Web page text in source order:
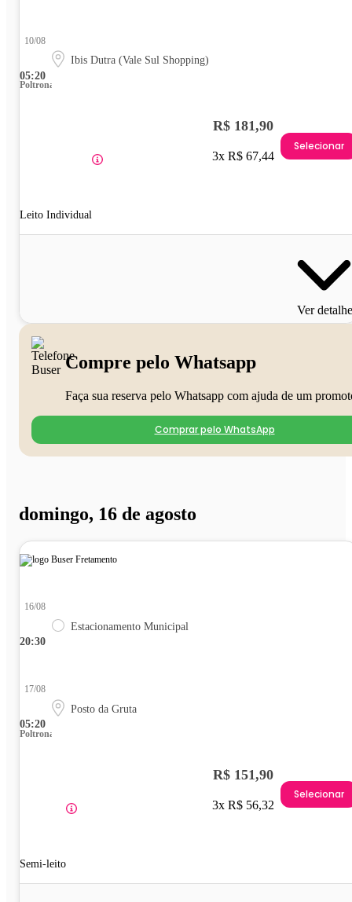
05:20
10/08
Ibis Dutra (Vale Sul Shopping)
Poltrona
Leito Individual
R$ 181,90
3x R$ 67,44
Selecionar
Ver
Compre pelo Whatsapp
Faça sua reserva pelo Whatsapp com ajuda de um
Comprar pelo WhatsApp
domingo, 16 de agosto
20:30
16/08
Estacionamento Municipal
05:20
17/08
Posto da Gruta
Poltrona
Semi-leito
R$ 151,90
3x R$ 56,32
Selecionar